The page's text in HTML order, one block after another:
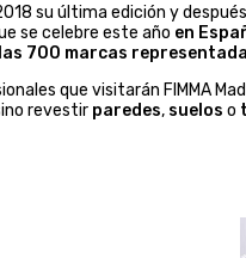
su última edición y
se celebre este año en
700 marcas
que visitarán FIMMA
revestir paredes, suelos o